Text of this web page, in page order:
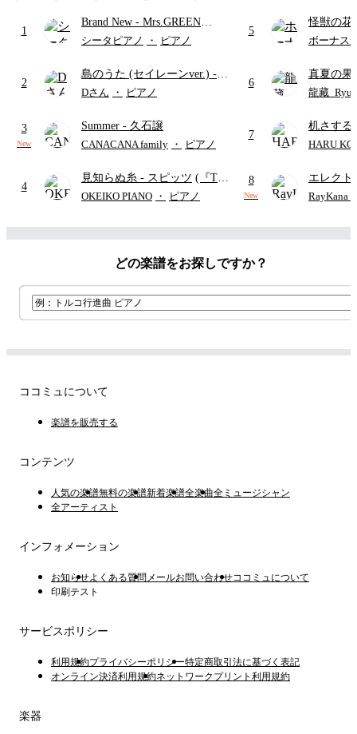
1
Brand New - Mrs.GREEN
APPLE
シータピアノ ・ ピアノ
2
島のうた (セイレーンver.) -
セイレーン(CV.鈴木みのり)
ード・ペダル付き/『映画ちい
かわ 人魚の島のひみつ』よ
Dさん ・ ピアノ
3
New
Summer - 久石譲
CANACANA family ・ ピアノ
4
見知らぬ糸 - スピッツ (『Tシ
ャツが乾くまで』ドラマ主題
OKEIKO PIANO ・ ピアノ
5
怪獣の
ードパー
ボーナス
6
真夏の
ターズ
龍藏
7
机さする
HARU
8
New
エレク
ディズニ
RayKana
どの楽譜をお探しですか？
ココミュについて
楽譜を販売する
コンテンツ
人気の楽譜無料の楽譜新着楽譜全楽曲全ミュージシャン
全アーティスト
インフォメーション
お知らせよくある質問 メールお問い合わせココミュについて
印刷テスト
サービスポリシー
利用規約プライバシーポリシー特定商取引法に基づく表記
オンライン決済利用規約ネットワークプリント利用規約
楽器